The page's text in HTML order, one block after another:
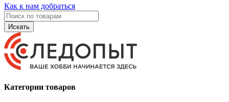
Как к нам добраться
Искать
Категории товаров